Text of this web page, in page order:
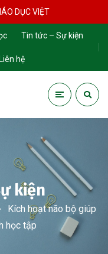
DỤC VIỆT
Tin tức – Sự kiện
Liên hệ
kiện
Kích hoạt não bộ giúp
học tập